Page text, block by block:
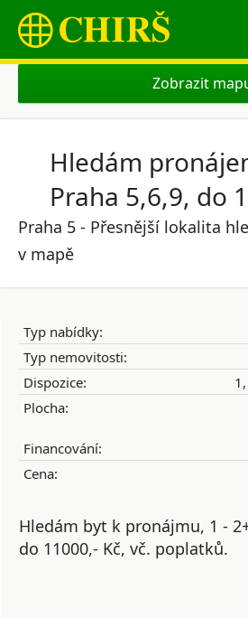
Zobrazit
Hledám
Praha 5,6,9, do
Praha 5 - Přesnější lokalita
v mapě
Typ nabídky:
Typ nemovitosti:
Dispozice:
Plocha:
Financování:
Cena:
Hledám byt k pronájmu, 1 -
do 11000,- Kč, vč. poplatků.